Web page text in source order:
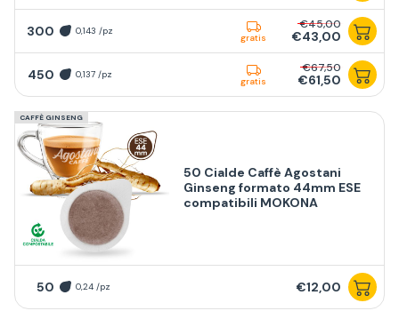
300 0,143 /pz
gratis
€45,00
€43,00
450 0,137 /pz
gratis
€67,50
€61,50
CAFFÈ GINSENG
50 Cialde Caffè Agostani
Ginseng formato 44mm ESE
compatibili MOKONA
50 0,24 /pz €12,00